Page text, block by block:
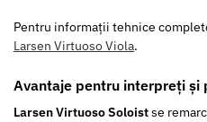
Pentru informații tehnice
Larsen Virtuoso Viola.
Avantaje pentru interpreți
Larsen Virtuoso Soloistse